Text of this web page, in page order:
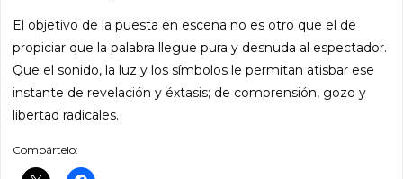
El objetivo de la puesta en escena no es otro que el de
propiciar que la palabra llegue pura y desnuda al espectador.
Que el sonido, la luz y los símbolos le permitan atisbar ese
instante de revelación y éxtasis; de comprensión, gozo y
libertad radicales.
Compártelo: